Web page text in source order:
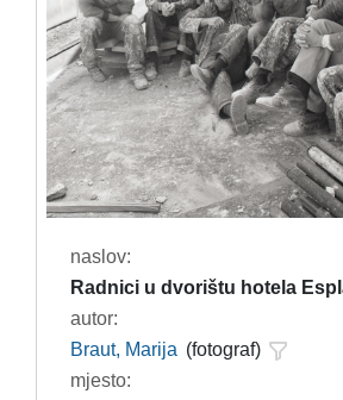
naslov:
Radnici u dvorištu hotela
autor:
Braut, Marija (fotograf)
mjesto: